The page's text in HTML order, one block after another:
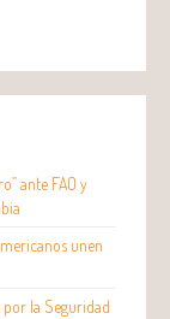
ante FAO y
unen
la Seguridad